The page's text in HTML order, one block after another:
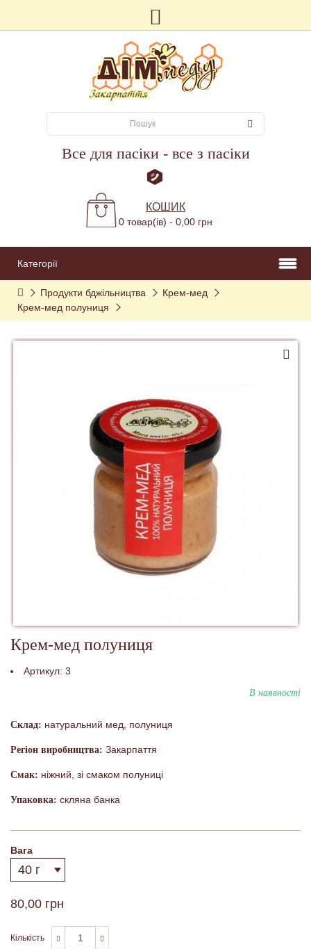
Все для пасіки - все з пасіки
КОШИК
0 товар(ів) - 0,00 грн
Категорії
Продукти бджільництва
Крем-мед
Крем-мед полуниця
Крем-мед полуниця
Артикул: 3
В наявності
Склад: натуральний мед, полуниця
Регіон виробництва: Закарпаття
Смак: ніжний, зі смаком полуниці
Упаковка: скляна банка
Вага
80,00 грн
Кількість